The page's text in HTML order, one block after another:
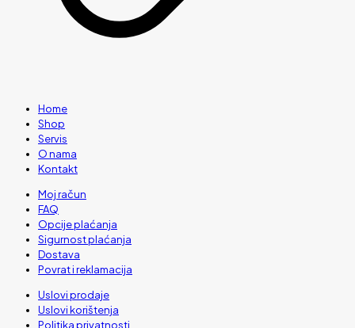
Home
Shop
Servis
O nama
Kontakt
Moj račun
FAQ
Opcije plaćanja
Sigurnost plaćanja
Dostava
Povrat i reklamacija
Uslovi prodaje
Uslovi korištenja
Politika privatnosti